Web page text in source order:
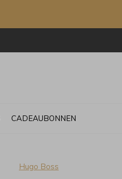
CADEAUBONNEN
Hugo Boss